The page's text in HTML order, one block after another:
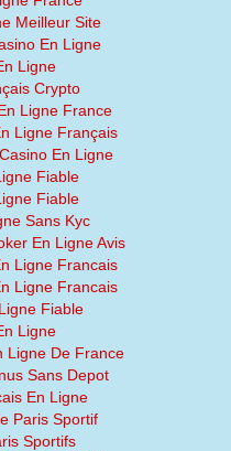
Meilleur Site
En Ligne
Ligne
Crypto
Ligne France
Ligne Français
En Ligne
Fiable
Fiable
Sans Kyc
En Ligne Avis
Ligne Francais
Ligne Francais
Fiable
Ligne
Ligne De France
Sans Depot
En Ligne
Paris Sportif
Sportifs